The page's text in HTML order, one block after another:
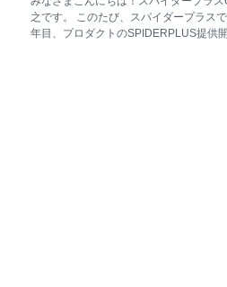
📝 この記事で説明しないこと ✔️ ブラン
する際にやったこと 🏁 ブランチ戦略に
之です。 このたび、スパイダープラス
年目、プロダクトのSPIDERPLUS提供